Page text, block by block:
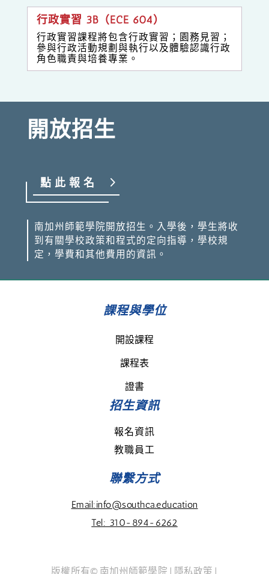
行政實習 3B（ECE 604）
行政實習課程將包含行政實習；園務見習；
參與行政活動規劃與執行以及體驗認識行政
角色職責與培養專業。
開放招生
點此報名
南加州師範學院開放招生。入學後，學生將收
到有關學校政策和程式的定向指導，學校規
定，學費和其他費用的資訊。
課程與學位
開設課程
課程表
證書
招生資訊
報名資訊
教職員工
聯繫方式
Email:info@southca.education
Tel: 310-894-6262
版權所有© 南加州師範學院 | 隱私政策 |